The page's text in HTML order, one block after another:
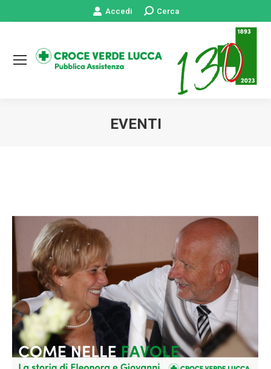
Accedi Cerca:Cerca
EVENTI